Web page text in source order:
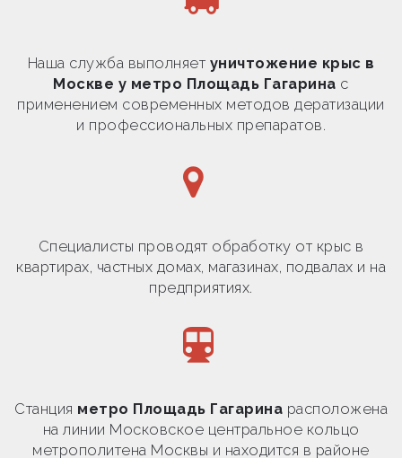
Наша служба выполняет уничтожение крыс в
Москве у метро Площадь Гагарина с
применением современных методов дератизации
и профессиональных препаратов.
Специалисты проводят обработку от крыс в
квартирах, частных домах, магазинах, подвалах и на
предприятиях.
Станция метро Площадь Гагарина расположена
на линии Московское центральное кольцо
метрополитена Москвы и находится в районе